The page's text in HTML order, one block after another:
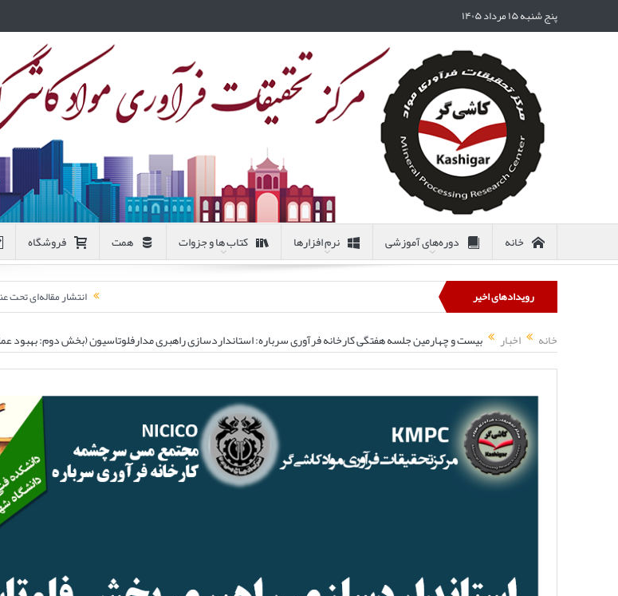
پنج شنبه ۱۵ مرداد ۱۴۰۵
خانه دوره‌های آموزشی نرم افزارها کتاب ها و جزوات همت فروشگاه
رویدادهای اخیر انتشار مقاله‌ای
خانه اخبار بیست و چهارمین جلسه هفتگی کارخانه فرآوری سرباره: استانداردسازی راهبری مدارفلوتاسیون (بخش دوم: بهبود